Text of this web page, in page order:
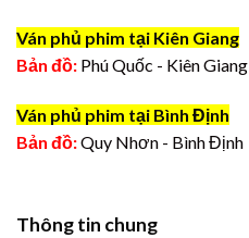
Ván phủ phim tại Kiên Giang
Bản đồ: Phú Quốc - Kiên Giang
Ván phủ phim tại Bình Định
Bản đồ:Quy Nhơn - Bình Định
Thông tin chung